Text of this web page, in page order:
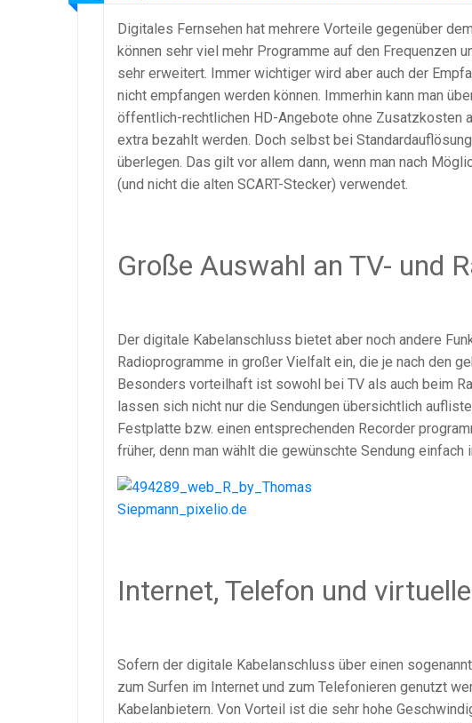
Digitales Fernsehen hat mehrere Vorteile gegenüber
können sehr viel mehr Programme auf den Frequenzen
sehr erweitert. Immer wichtiger wird aber auch der
nicht empfangen werden können. Immerhin kann man
öffentlich-rechtlichen HD-Angebote ohne Zusatzkosten
extra bezahlt werden. Doch selbst bei
überlegen. Das gilt vor allem dann, wenn man nach
(und nicht die alten SCART-Stecker) verwendet.
Große Auswahl an TV- und
Der digitale Kabelanschluss bietet aber noch andere
Radioprogramme in großer Vielfalt ein, die je nach den
Besonders vorteilhaft ist sowohl bei TV als auch beim
lassen sich nicht nur die Sendungen übersichtlich
Festplatte bzw. einen entsprechenden Recorder
früher, denn man wählt die gewünschte Sendung einfach
Internet, Telefon und
Sofern der digitale Kabelanschluss über einen
zum Surfen im Internet und zum Telefonieren genutzt
Kabelanbietern. Von Vorteil ist die sehr hohe